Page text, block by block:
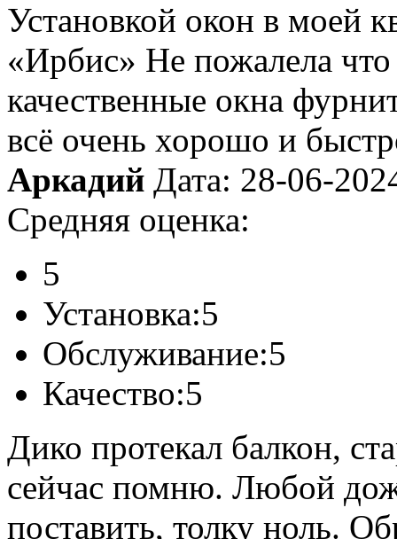
Установкой окон в моей
«Ирбис» Не пожалела
качественные окна
всё очень хорошо и
Аркадий Дата: 28-06-
Средняя оценка:
5
Установка:5
Обслуживание:5
Качество:5
Дико протекал балкон,
сейчас помню. Любой
поставить, толку ноль.